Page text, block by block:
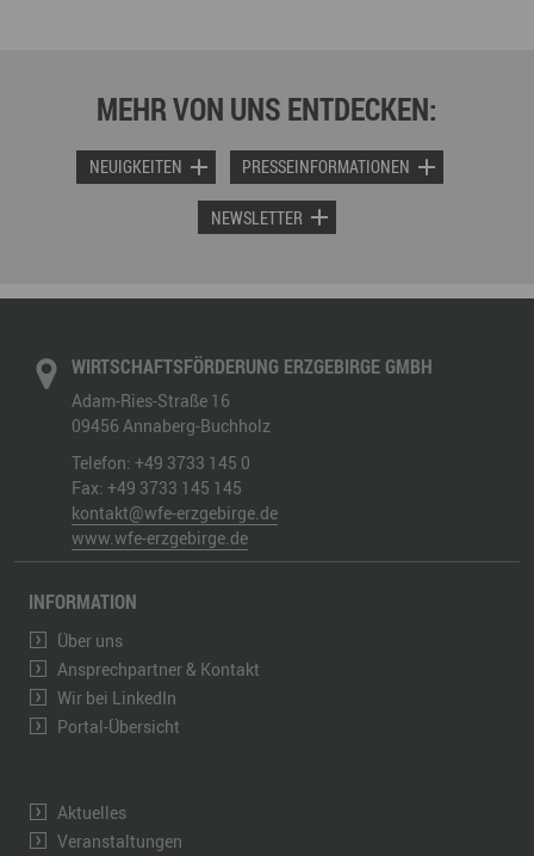
MEHR VON UNS ENTDECKEN:
NEUIGKEITEN PRESSEINFORMATIONEN
NEWSLETTER
WIRTSCHAFTSFÖRDERUNG ERZGEBIRGE GMBH
Adam-Ries-Straße 16
09456 Annaberg-Buchholz
Telefon: +49 3733 145 0
Fax: +49 3733 145 145
kontakt@wfe-erzgebirge.de
www.wfe-erzgebirge.de
INFORMATION
Über uns
Ansprechpartner & Kontakt
Wir bei LinkedIn
Portal-Übersicht
Aktuelles
Veranstaltungen